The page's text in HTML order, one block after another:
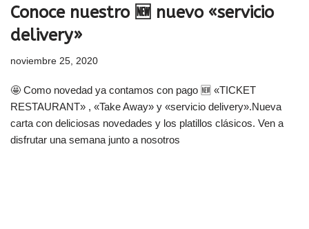
Conoce nuestro 🆕 nuevo «servicio
delivery»
noviembre 25, 2020
🤩 Como novedad ya contamos con pago 🆕 «TICKET
RESTAURANT» , «Take Away» y «servicio delivery».Nueva
carta con deliciosas novedades y los platillos clásicos. Ven a
disfrutar una semana junto a nosotros